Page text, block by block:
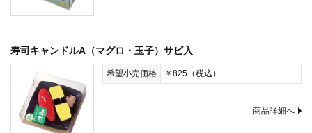
寿司キャンドルA（マグロ・玉子）サビ入
希望小売価格 ￥825（税込）
商品詳細へ